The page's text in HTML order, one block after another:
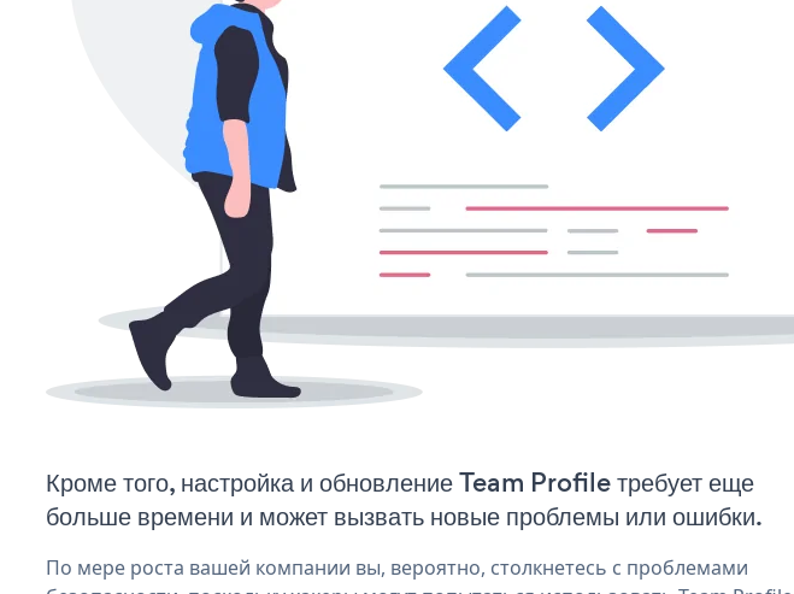
Кроме того, настройка и обновление Team Profile требует еще
больше времени и может вызвать новые проблемы или ошибки.
По мере роста вашей компании вы, вероятно, столкнетесь с проблемами